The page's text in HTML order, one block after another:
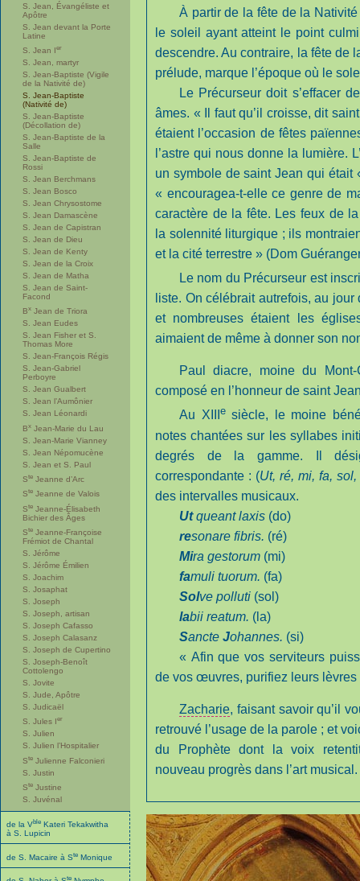
S. Jean, Évangéliste et
Apôtre
S. Jean devant la Porte
Latine
S. Jean Ier
S. Jean, martyr
S. Jean-Baptiste (Vigile
de la Nativité de)
S. Jean-Baptiste
(Nativité de)
S. Jean-Baptiste
(Décollation de)
S. Jean-Baptiste de la
Salle
S. Jean-Baptiste de
Rossi
S. Jean Berchmans
S. Jean Bosco
S. Jean Chrysostome
S. Jean Damascène
S. Jean de Capistran
S. Jean de Dieu
S. Jean de Kenty
S. Jean de la Croix
S. Jean de Matha
S. Jean de Saint-
Facond
Bx Jean de Triora
S. Jean Eudes
S. Jean Fisher et S.
Thomas More
S. Jean-François Régis
S. Jean-Gabriel
Perboyre
S. Jean Gualbert
S. Jean l’Aumônier
S. Jean Léonardi
Bx Jean-Marie du Lau
S. Jean-Marie Vianney
S. Jean Népomucène
S. Jean et S. Paul
Ste Jeanne d’Arc
Ste Jeanne de Valois
Ste Jeanne-Élisabeth
Bichier des Âges
Ste Jeanne-Françoise
Frémiot de Chantal
S. Jérôme
S. Jérôme Émilien
S. Joachim
S. Josaphat
S. Joseph
S. Joseph, artisan
S. Joseph Cafasso
S. Joseph Calasanz
S. Joseph de Cupertino
S. Joseph-Benoît
Cottolengo
S. Jovite
S. Jude, Apôtre
S. Judicaël
S. Jules Ier
S. Julien
S. Julien l’Hospitalier
Ste Julienne Falconieri
S. Justin
Ste Justine
S. Juvénal
de la Vble Kateri Tekakwitha
à S. Lupicin
de S. Macaire à Ste Monique
te
À partir de la fête de la
le soleil ayant atteint le point
descendre. Au contraire, la fête de
prélude, marque l’époque où le
Le Précurseur doit s’effacer
âmes. « Il faut qu’il croisse, dit
étaient l’occasion de fêtes
l’astre qui nous donne la lumière.
un symbole de saint Jean qui était
« encouragea-t-elle ce genre de
caractère de la fête. Les feux de
la solennité liturgique ; ils
et la cité terrestre » (Dom
Le nom du Précurseur est
liste. On célébrait autrefois, au
et nombreuses étaient les
aimaient de même à donner son
Paul diacre, moine du
composé en l’honneur de saint
Au XIII esiècle, le moine
notes chantées sur les syllabes
degrés de la gamme. Il
correspondante : (Ut, ré, mi, fa,
des intervalles musicaux.
Utqueant laxis (do)
resonare fibris. (ré)
Mira gestorum (mi)
famuli tuorum. (fa)
Solve polluti (sol)
labii reatum. (la)
Sancte Johannes. (si)
« Afin que vos serviteurs
de vos œuvres, purifiez leurs
Zacharie, faisant savoir qu’il
retrouvé l’usage de la parole ; et
du Prophète dont la voix
nouveau progrès dans l’art musical.